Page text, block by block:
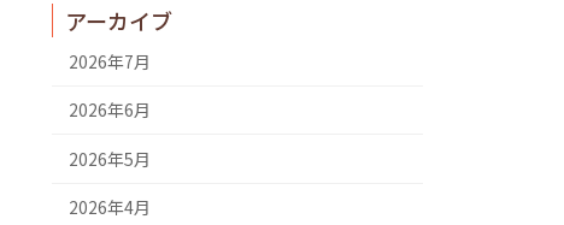
アーカイブ
2026年7月
2026年6月
2026年5月
2026年4月